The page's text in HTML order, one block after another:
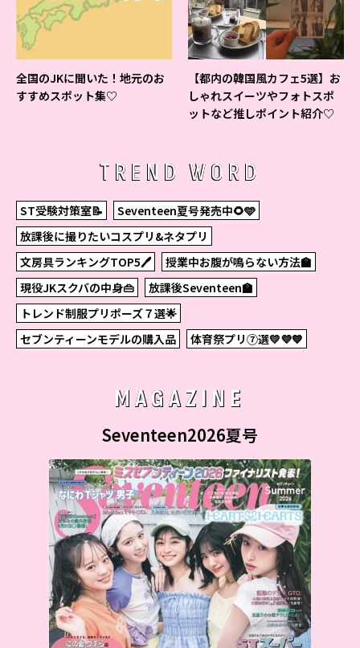
全国のJKに聞いた！地元のお
すすめスポット集♡
【都内の韓国風カフェ5選】お
しゃれスイーツやフォトスポ
ットなど推しポイント紹介♡
TREND WORD
ST受験対策室📝
Seventeen夏号発売中🌻🩵
放課後に撮りたいコスプリ&ネタプリ
文房具ランキングTOP5🖊
授業中お腹が鳴らない方法🏫
現役JKスクバの中身👜
放課後Seventeen🏫
トレンド制服プリポーズ７選🌟
セブンティーンモデルの購入品
体育祭プリ⑦選💛💜💙
MAGAZINE
Seventeen2026夏号